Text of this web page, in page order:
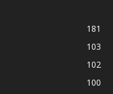
181
103
102
100